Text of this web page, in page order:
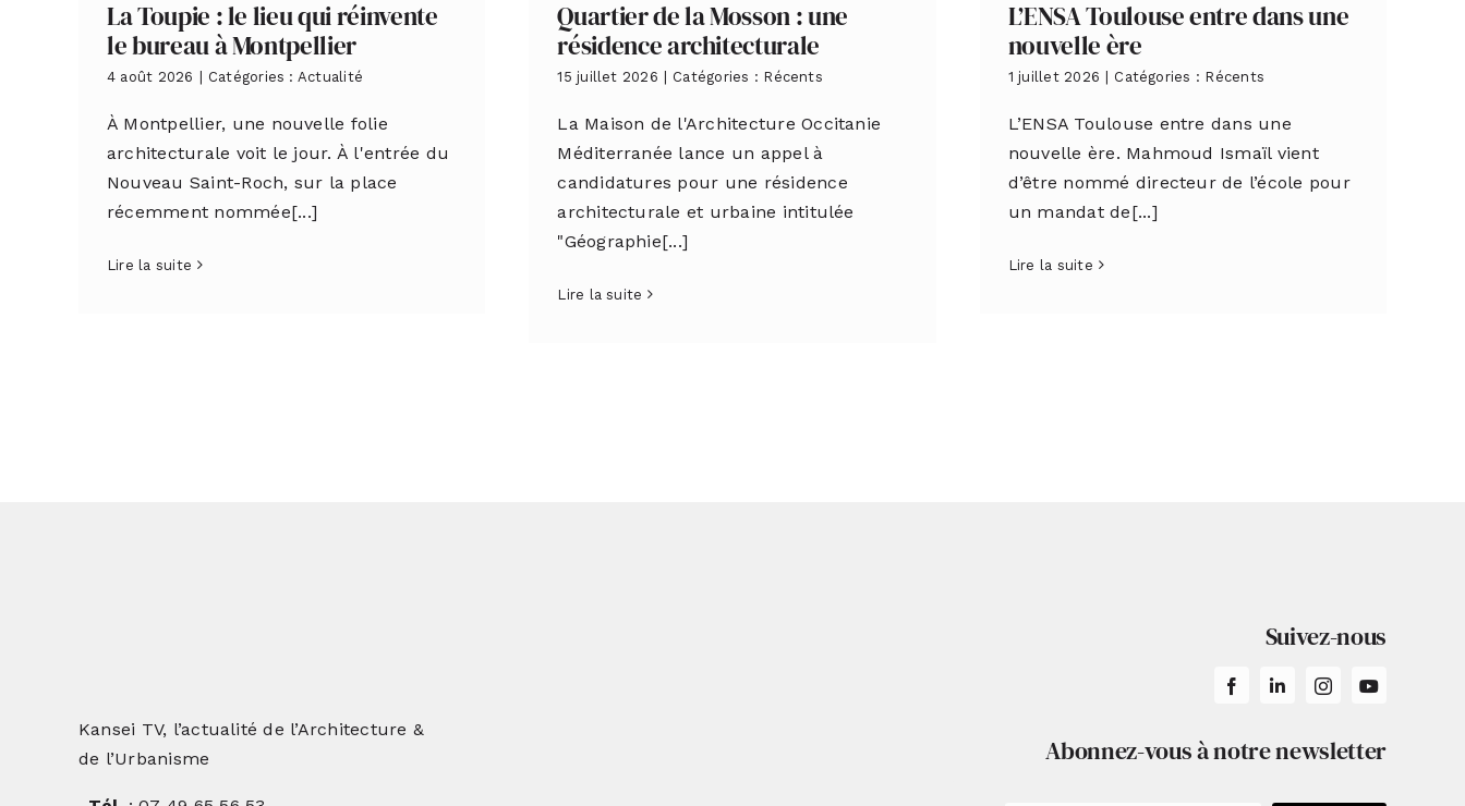
La Toupie : le lieu qui réinvente
le bureau à Montpellier
4 août 2026 Catégories : Actualité
À Montpellier, une nouvelle folie
architecturale voit le jour. À l'entrée du
Nouveau Saint-Roch, sur la place
récemment nommée[...]
Lire la suite
Quartier de la Mosson : une
résidence architecturale
15 juillet 2026 Catégories : Récents
La Maison de l'Architecture Occitanie
Méditerranée lance un appel à
candidatures pour une résidence
architecturale et urbaine intitulée
"Géographie[...]
Lire la suite
L’ENSA Toulouse entre dans une
nouvelle ère
1 juillet 2026 Catégories : Récents
L’ENSA Toulouse entre dans une
nouvelle ère. Mahmoud Ismaïl vient
d’être nommé directeur de l’école pour
un mandat de[...]
Lire la suite
Kansei TV, l’actualité de l’Architecture &
de l’Urbanisme
Suivez-nous
Abonnez-vous à notre newsletter